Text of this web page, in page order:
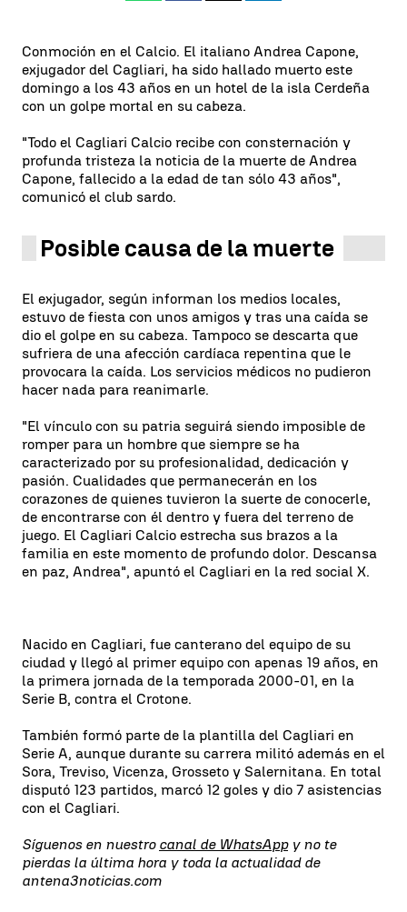
Conmoción en el Calcio. El italiano Andrea Capone,
exjugador del Cagliari, ha sido hallado muerto este
domingo a los 43 años en un hotel de la isla Cerdeña
con un golpe mortal en su cabeza.
"Todo el Cagliari Calcio recibe con consternación y
profunda tristeza la noticia de la muerte de Andrea
Capone, fallecido a la edad de tan sólo 43 años",
comunicó el club sardo.
Posible causa de la muerte
El exjugador, según informan los medios locales,
estuvo de fiesta con unos amigos y tras una caída se
dio el golpe en su cabeza. Tampoco se descarta que
sufriera de una afección cardíaca repentina que le
provocara la caída. Los servicios médicos no pudieron
hacer nada para reanimarle.
"El vínculo con su patria seguirá siendo imposible de
romper para un hombre que siempre se ha
caracterizado por su profesionalidad, dedicación y
pasión. Cualidades que permanecerán en los
corazones de quienes tuvieron la suerte de conocerle,
de encontrarse con él dentro y fuera del terreno de
juego. El Cagliari Calcio estrecha sus brazos a la
familia en este momento de profundo dolor. Descansa
en paz, Andrea", apuntó el Cagliari en la red social X.
Nacido en Cagliari, fue canterano del equipo de su
ciudad y llegó al primer equipo con apenas 19 años, en
la primera jornada de la temporada 2000-01, en la
Serie B, contra el Crotone.
También formó parte de la plantilla del Cagliari en
Serie A, aunque durante su carrera militó además en el
Sora, Treviso, Vicenza, Grosseto y Salernitana. En total
disputó 123 partidos, marcó 12 goles y dio 7 asistencias
con el Cagliari.
Síguenos en nuestro canal de WhatsAppy no te
pierdas la última hora y toda la actualidad de
antena3noticias.com